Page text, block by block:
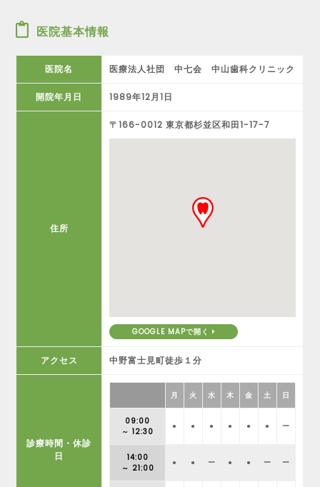
医院基本情報
医院名 医療法人社団 中七会 中山歯科クリニック
開院年月日 1989年12月1日
住所
〒166-0012 東京都杉並区和田1-17-7
GOOGLE MAPで開く
アクセス 中野富士見町徒歩１分
診療時間・休診
日
月 火 水 木 金 土 日
09:00
～ 12:30
● ● ● ● ● ● ー
14:00
～ 21:00
● ● ー ● ● ー ー